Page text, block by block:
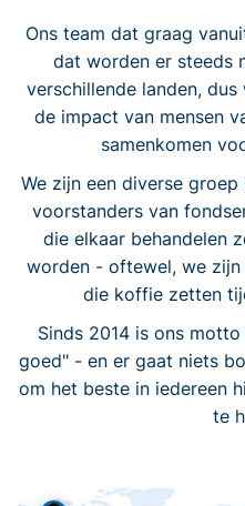
Ons team dat graag
dat worden er steeds
verschillende landen,
de impact van mensen
samenkomen
We zijn een diverse
voorstanders van
die elkaar behandelen
worden - oftewel, we zijn
die koffie zetten
Sinds 2014 is ons
goed" - en er gaat niets
om het beste in iedereen
te